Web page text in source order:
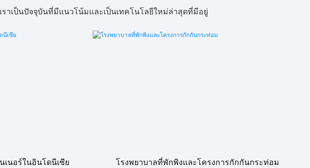
าเป็นปัจจุบันที่มีแนวโน้มและเป็นเทคโนโลยีใหม่ล่าสุดที่มีอยู่
นอร์ในอินโดนีเซีย โรงพยาบาลที่พักพิงและโครงการกักกันกระท่อม